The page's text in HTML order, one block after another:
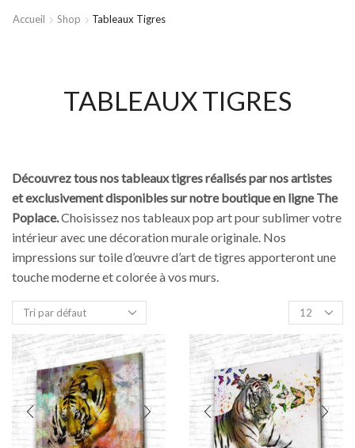
Accueil Shop Tableaux Tigres
TABLEAUX TIGRES
Découvrez tous nos tableaux tigres réalisés par nos artistes
et exclusivement disponibles sur notre boutique en ligne The
Poplace.Choisissez nos tableaux pop art pour sublimer votre
intérieur avec une décoration murale originale. Nos
impressions sur toile d’œuvre d’art de tigres apporteront une
touche moderne et colorée à vos murs.